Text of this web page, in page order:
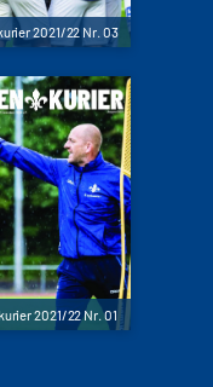
2021/22 Nr. 03
2021/22 Nr. 01